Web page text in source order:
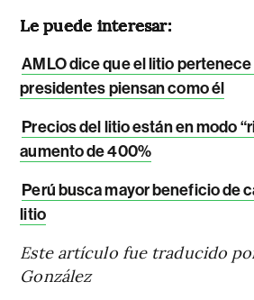
Le puede interesar:
AMLO dice que el litio
presidentes piensan como él
Precios del litio están en modo
aumento de 400%
Perú busca mayor beneficio de
litio
Este artículo fue traducido
González